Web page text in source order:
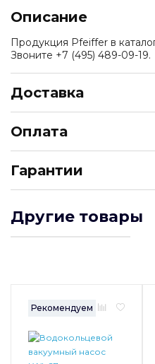
Описание
Продукция Pfeiffer в
Звоните +7 (495) 489-09-19.
Доставка
Оплата
Гарантии
Другие товары
Рекомендуем